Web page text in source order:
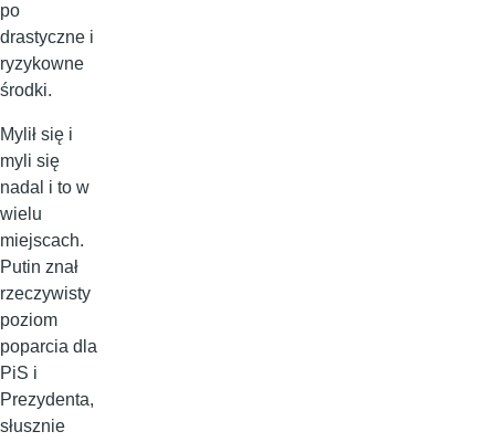
po
drastyczne i
ryzykowne
środki.
Mylił się i
myli się
nadal i to w
wielu
miejscach.
Putin znał
rzeczywisty
poziom
poparcia dla
PiS i
Prezydenta,
słusznie